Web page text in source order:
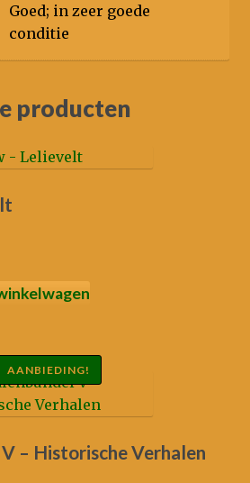
Goed; in zeer goede
conditie
producten
– Historische Verhalen
AANBIEDING!